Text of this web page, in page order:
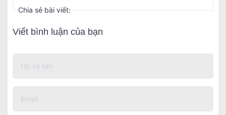
Chia sẻ bài viết:
Viết bình luận của bạn